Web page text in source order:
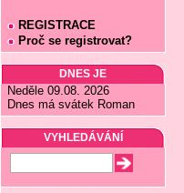
REGISTRACE
Proč se registrovat?
DNES JE
Neděle 09.08. 2026
Dnes má svátek Roman
VYHLEDÁVÁNÍ